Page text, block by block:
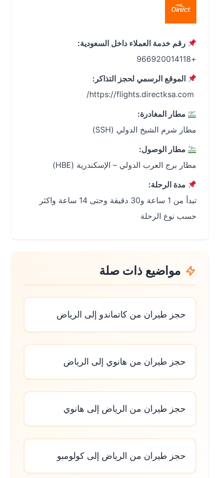
رقم خدمة العملاء داخل السعودية:
الموقع الرسمي لحجز التذاكر:
مطار المغادرة:
مطار شرم الشيخ الدولي (SSH)
مطار الوصول:
مطار برج العرب الدولي – الإسكندرية (HBE)
مدة الرحلة:
تبدأ من 1 ساعة و30 دقيقة وحتى 14 ساعة واكثر
حسب نوع الرحلة
مواضيع ذات صلة
حجز طيران من كاتماندو إلى الرياض
حجز طيران من هانوي إلى الرياض
حجز طيران من الرياض إلى هانوي
حجز طيران من الرياض إلى كولومبو